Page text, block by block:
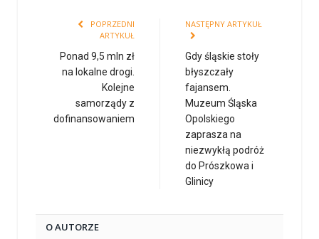
POPRZEDNI
ARTYKUŁ
Ponad 9,5 mln zł
na lokalne drogi.
Kolejne
samorządy z
dofinansowaniem
NASTĘPNY ARTYKUŁ
Gdy śląskie stoły
błyszczały
fajansem.
Muzeum Śląska
Opolskiego
zaprasza na
niezwykłą podróż
do Prószkowa i
Glinicy
O AUTORZE